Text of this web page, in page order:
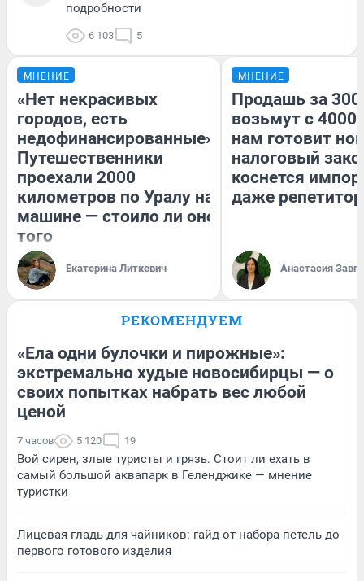
подробности
6 103 5
МНЕНИЕ
«Нет некрасивых
городов, есть
недофинансированные».
Путешественники
проехали 2000
километров по Уралу на
машине — стоило ли оно
того
Екатерина Литкевич
МНЕНИЕ
Продашь за
возьмут с
нам готовит
налоговый
коснется
даже
Анастасия
РЕКОМЕНДУЕМ
«Ела одни булочки и пирожные»:
экстремально худые новосибирцы — о
своих попытках набрать вес любой
ценой
7 часов 5 120 19
Вой сирен, злые туристы и грязь. Стоит ли ехать в
самый большой аквапарк в Геленджике — мнение
туристки
Лицевая гладь для чайников: гайд от набора петель до
первого готового изделия